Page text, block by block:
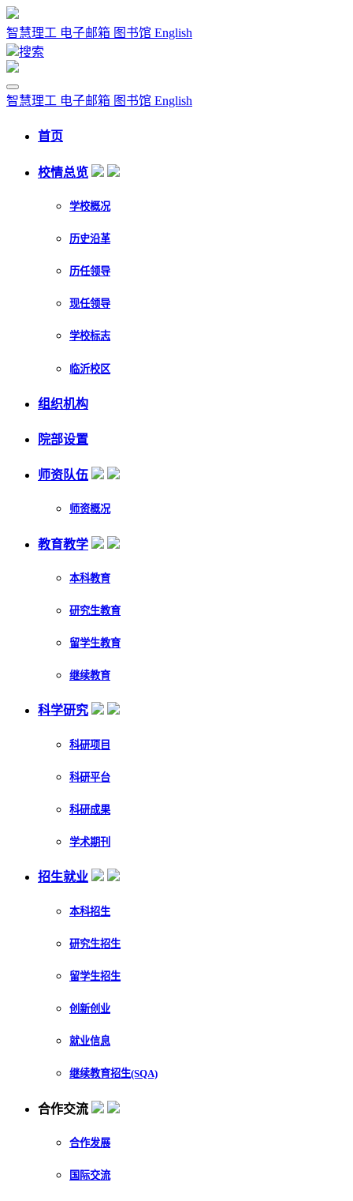
智慧理工 电子邮箱 图书馆 English
搜索
智慧理工 电子邮箱 图书馆 English
首页
校情总览
学校概况
历史沿革
历任领导
现任领导
学校标志
临沂校区
组织机构
院部设置
师资队伍
师资概况
教育教学
本科教育
研究生教育
留学生教育
继续教育
科学研究
科研项目
科研平台
科研成果
学术期刊
招生就业
本科招生
研究生招生
留学生招生
创新创业
就业信息
继续教育招生(SQA)
合作交流
合作发展
国际交流